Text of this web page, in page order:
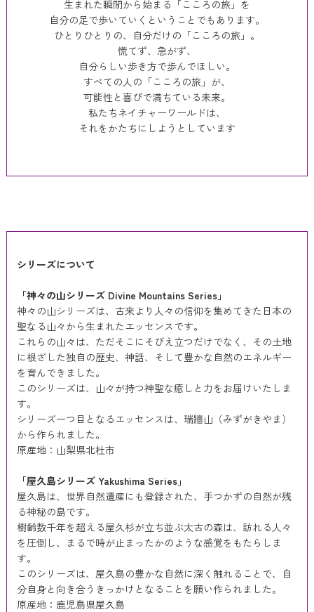
生まれた瞬間から始まる「こころの旅」を
自分の足で歩いていくということでもあります。
ひとりひとりの、自分だけの「こころの旅」。
慌てず、急がず、
自分らしい歩き方で歩んでほしい。
すべての人の「こころの旅」が、
可能性と喜びで満ちている未来。
私たちネイチャーワールドは、
それをかたちにしようとしています
シリーズについて
「神々の山シリーズ Divine Mountains Series」
神々の山シリーズは、古来より人々の信仰を集めてきた日本の
聖なる山々から生まれたエッセンスです。
これらの山々は、ただそこにそびえ立つだけでなく、その土地
に根ざした独自の歴史、神話、そして豊かな自然のエネルギー
を育んできました。
このシリーズは、山々が持つ神聖な癒しと力をお届けいたしま
す。
シリーズ一つ目となるエッセンスは、瑞牆山（みずがきやま）
から作られました。
原産地：山梨県北杜市
「屋久島シリーズ Yakushima Series」
屋久島は、世界自然遺産にも登録された、手つかずの自然が残
る神秘の島です。
樹齢数千年を超える屋久杉が立ち並ぶ太古の森は、訪れる人々
を圧倒し、まるで時が止まったかのような感覚をもたらしま
す。
このシリーズは、屋久島の豊かな自然に深く触れることで、自
分自身と向き合うきっかけとなることを願い作られました。
原産地：鹿児島県屋久島